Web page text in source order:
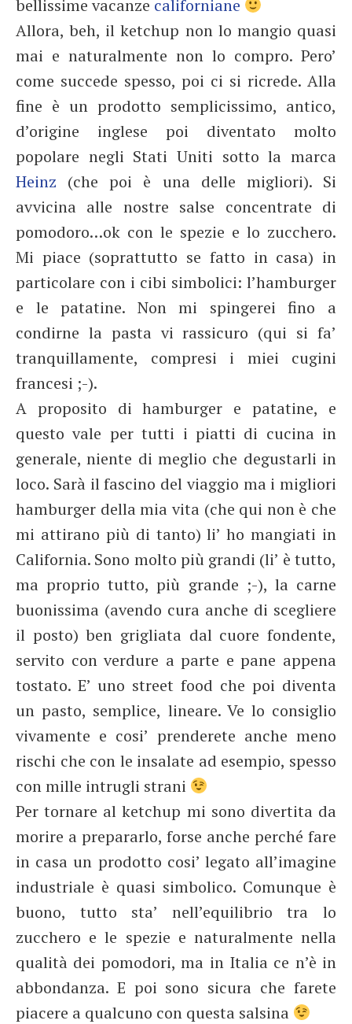
bellissime vacanze californiane
Allora, beh, il ketchup non lo mangio quasi
mai e naturalmente non lo compro. Pero’
come succede spesso, poi ci si ricrede. Alla
fine è un prodotto semplicissimo, antico,
d’origine inglese poi diventato molto
popolare negli Stati Uniti sotto la marca
Heinz (che poi è una delle migliori). Si
avvicina alle nostre salse concentrate di
pomodoro…ok con le spezie e lo zucchero.
Mi piace (soprattutto se fatto in casa) in
particolare con i cibi simbolici: l’hamburger
e le patatine. Non mi spingerei fino a
condirne la pasta vi rassicuro (qui si fa’
tranquillamente, compresi i miei cugini
francesi ;-).
A proposito di hamburger e patatine, e
questo vale per tutti i piatti di cucina in
generale, niente di meglio che degustarli in
loco. Sarà il fascino del viaggio ma i migliori
hamburger della mia vita (che qui non è che
mi attirano più di tanto) li’ ho mangiati in
California. Sono molto più grandi (li’ è tutto,
ma proprio tutto, più grande ;-), la carne
buonissima (avendo cura anche di scegliere
il posto) ben grigliata dal cuore fondente,
servito con verdure a parte e pane appena
tostato. E’ uno street food che poi diventa
un pasto, semplice, lineare. Ve lo consiglio
vivamente e cosi’ prenderete anche meno
rischi che con le insalate ad esempio, spesso
con mille intrugli strani
Per tornare al ketchup mi sono divertita da
morire a prepararlo, forse anche perché fare
in casa un prodotto cosi’ legato all’imagine
industriale è quasi simbolico. Comunque è
buono, tutto sta’ nell’equilibrio tra lo
zucchero e le spezie e naturalmente nella
qualità dei pomodori, ma in Italia ce n’è in
abbondanza. E poi sono sicura che farete
piacere a qualcuno con questa salsina